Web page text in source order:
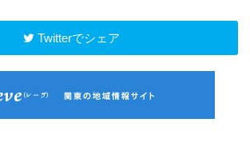
Twitterでシェア